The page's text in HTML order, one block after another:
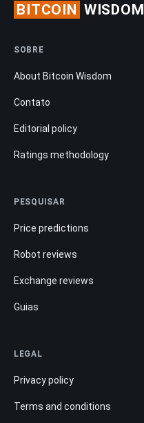
BITCOIN WISDOM
SOBRE
About Bitcoin Wisdom
Contato
Editorial policy
Ratings methodology
PESQUISAR
Price predictions
Robot reviews
Exchange reviews
Guias
LEGAL
Privacy policy
Terms and conditions